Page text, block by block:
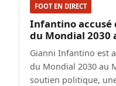
FOOT EN DIRECT
Infantino accusé
du Mondial 2030
Gianni Infantino est
du Mondial 2030 au
soutien politique,